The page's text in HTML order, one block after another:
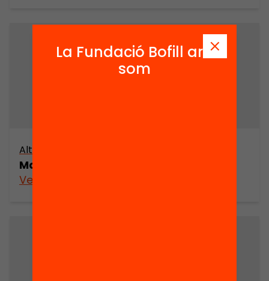
Altres arxius
Mapa cultural de Sabadell (part 8)
Veure’n més
La Fundació Bofill ara
som